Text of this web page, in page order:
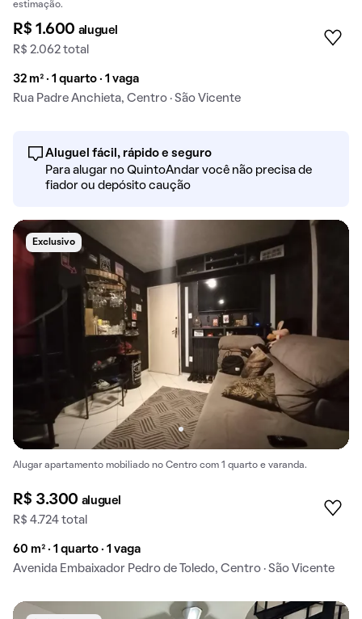
estimação.
R$ 1.600 aluguel
R$ 2.062 total
32 m² · 1 quarto · 1 vaga
Rua Padre Anchieta, Centro · São Vicente
Aluguel fácil, rápido e seguro
Para alugar no QuintoAndar você não precisa de
fiador ou depósito caução
Exclusivo
Alugar apartamento mobiliado no Centro com 1 quarto e varanda.
R$ 3.300 aluguel
R$ 4.724 total
60 m² · 1 quarto · 1 vaga
Avenida Embaixador Pedro de Toledo, Centro · São Vicente